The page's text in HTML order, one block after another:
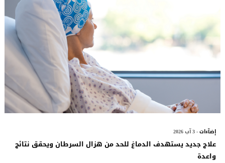
إضآءات- 3 آب 2026
علاج جديد يستهدف الدماغ للحد من هزال السرطان ويحقق نتائج
واعدة